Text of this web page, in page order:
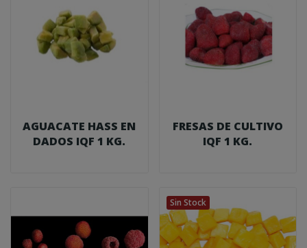
AGUACATE HASS EN
DADOS IQF 1 KG.
FRESAS DE CULTIVO
IQF 1 KG.
Sin Stock